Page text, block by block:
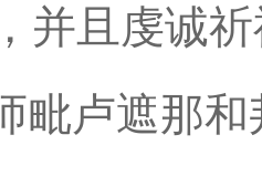
并且虔诚
毗卢遮那和